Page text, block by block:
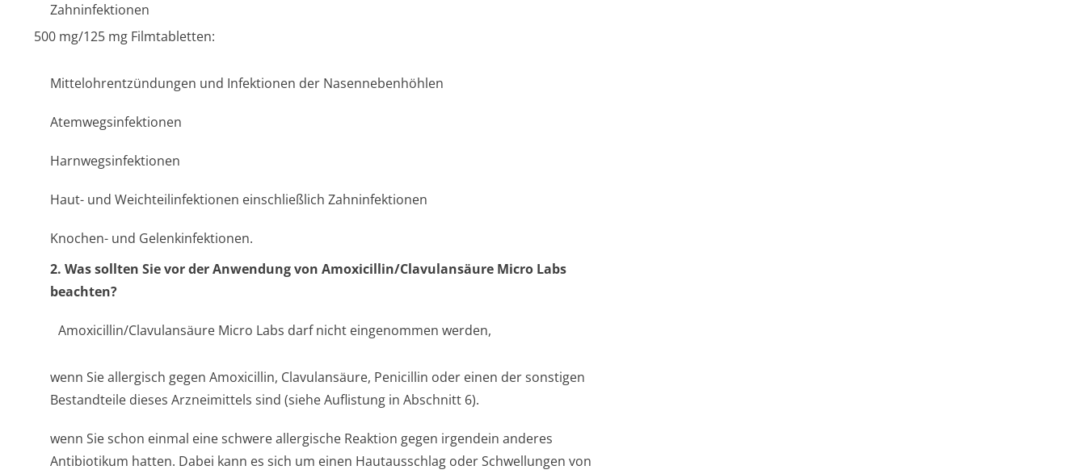
Zahninfektionen
500 mg/125 mg Filmtabletten:
Mittelohrentzündun­gen und Infektionen der Nasennebenhöhlen
Atemwegsinfektionen
Harnwegsinfektionen
Haut- und Weichteilinfek­tionen einschließlich Zahninfektionen
Knochen- und Gelenkinfektionen.
2. Was sollten Sie vor der Anwendung von Amoxicillin/Cla­vulansäure Micro Labs
beachten?
Amoxicillin/Clavulansäure Micro Labs darf nicht eingenommen werden,
wenn Sie allergisch gegen Amoxicillin, Clavulansäure, Penicillin oder einen der sonstigen
Bestandteile dieses Arzneimittels sind (siehe Auflistung in Abschnitt 6).
wenn Sie schon einmal eine schwere allergische Reaktion gegen irgendein anderes
Antibiotikum hatten. Dabei kann es sich um einen Hautausschlag oder Schwellungen von